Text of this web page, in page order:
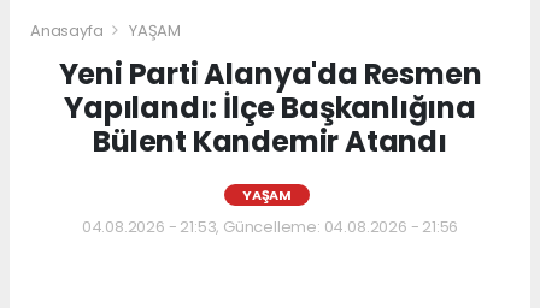
Anasayfa YAŞAM
Yeni Parti Alanya'da Resmen
Yapılandı: İlçe Başkanlığına
Bülent Kandemir Atandı
YAŞAM
04.08.2026 - 21:53, Güncelleme: 04.08.2026 - 21:56